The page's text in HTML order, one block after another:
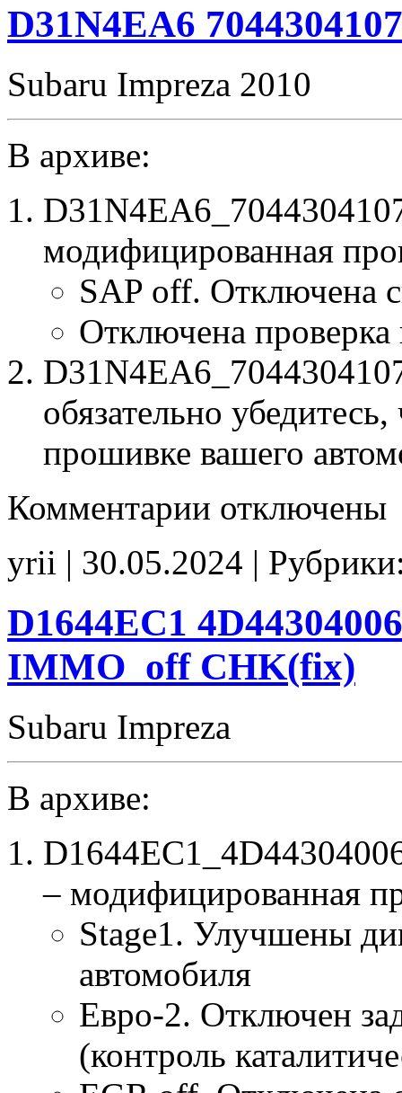
D31N4EA6
Subaru Impreza 2010
В архиве:
модифицированная
SAP off. Отключена
Отключена
обязательно
прошивке вашего
Комментарии записи
SAP_off
CHK(fix)
отключены
yrii | 30.05.2024 |
D1644EC1
IMMO_off CHK(fix)
Subaru Impreza
В архиве:
– модифицированная
Stage1. Улучшены
автомобиля
Евро-2. Отключен
(контроль